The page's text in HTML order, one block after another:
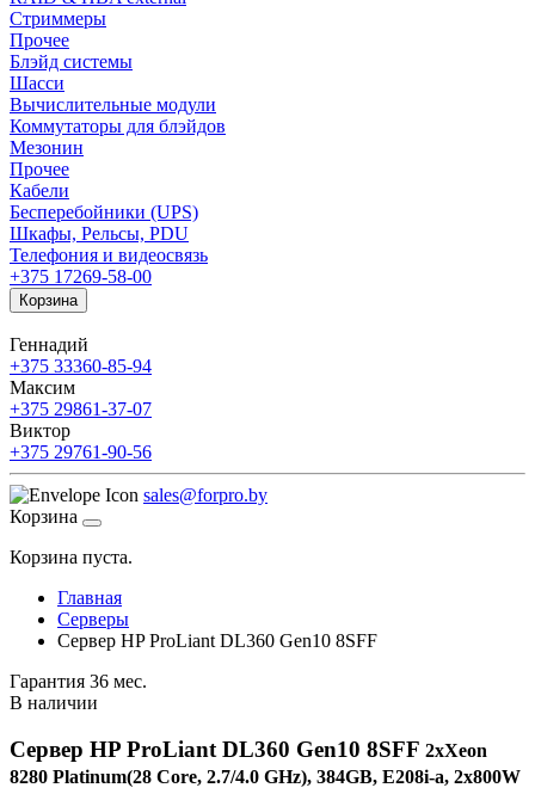
Стриммеры
Прочее
Блэйд системы
Шасси
Вычислительные модули
Коммутаторы для блэйдов
Мезонин
Прочее
Кабели
Бесперебойники (UPS)
Шкафы, Рельсы, PDU
Телефония и видеосвязь
+375 17269-58-00
Корзина
Геннадий
+375 33360-85-94
Максим
+375 29861-37-07
Виктор
+375 29761-90-56
sales@forpro.by
Корзина
Корзина пуста.
Главная
Серверы
Сервер HP ProLiant DL360 Gen10 8SFF
Гарантия 36 мес.
В наличии
Сервер HP ProLiant DL360 Gen10 8SFF 2xXeon
8280 Platinum(28 Core, 2.7/4.0 GHz), 384GB, E208i-a, 2x800W